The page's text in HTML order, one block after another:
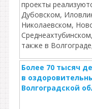
проекты
Дубовском,
Николаевском,
также в
Более 70 тысяч
в
Волгоградской